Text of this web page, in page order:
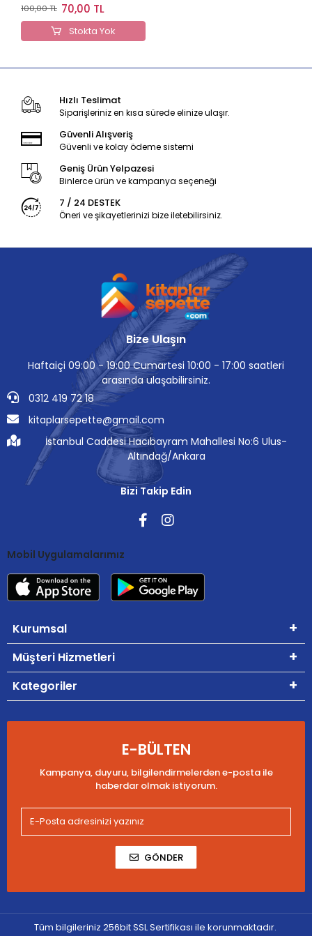
100,00 TL 70,00 TL
Stokta Yok
Hızlı Teslimat
Siparişleriniz en kısa sürede elinize ulaşır.
Güvenli Alışveriş
Güvenli ve kolay ödeme sistemi
Geniş Ürün Yelpazesi
Binlerce ürün ve kampanya seçeneği
7 / 24 DESTEK
Öneri ve şikayetlerinizi bize iletebilirsiniz.
Bize Ulaşın
Haftaiçi 09:00 - 19:00 Cumartesi 10:00 - 17:00 saatleri
arasında ulaşabilirsiniz.
0312 419 72 18
kitaplarsepette@gmail.com
İstanbul Caddesi Hacıbayram Mahallesi No:6 Ulus-
Altındağ/Ankara
Bizi Takip Edin
Mobil Uygulamalarımız
Kurumsal
Müşteri Hizmetleri
Kategoriler
E-BÜLTEN
Kampanya, duyuru, bilgilendirmelerden e-posta ile
haberdar olmak istiyorum.
GÖNDER
Tüm bilgileriniz 256bit SSL Sertifikası ile korunmaktadır.